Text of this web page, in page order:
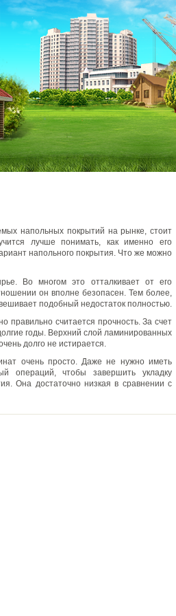
напольных покрытий на рынке, стоит
лучше понимать, как именно его
напольного покрытия. Что же можно
Во многом это отталкивает от его
он вполне безопасен. Тем более,
подобный недостаток полностью.
правильно считается прочность. За счет
годы. Верхний слой ламинированных
долго не истирается.
очень просто. Даже не нужно иметь
операций, чтобы завершить укладку
Она достаточно низкая в сравнении с